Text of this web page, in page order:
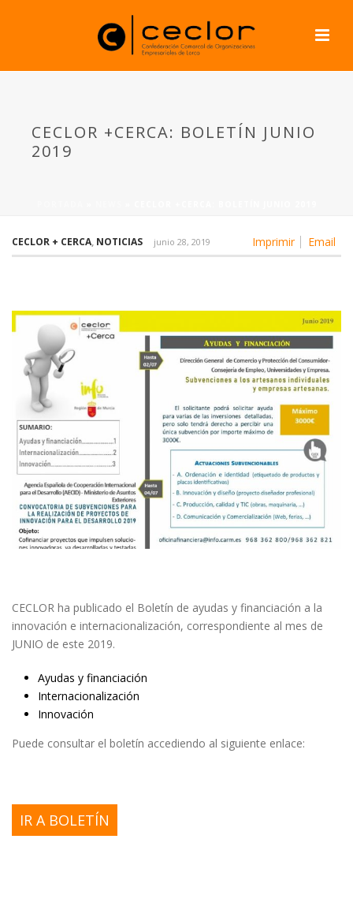
CECLOR +CERCA: BOLETÍN JUNIO
2019
Imprimir Email
CECLOR + CERCA, NOTICIAS junio 28, 2019
CECLOR ha publicado el Boletín de ayudas y financiación a la
innovación e internacionalización, correspondiente al mes de
JUNIO de este 2019.
Ayudas y financiación
Internacionalización
Innovación
Puede consultar el boletín accediendo al siguiente enlace:
IR A BOLETÍN